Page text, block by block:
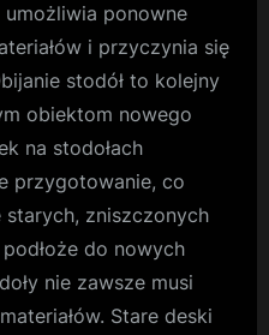
ponowne
i przyczynia się
stodół to kolejny
obiektom nowego
na stodołach
przygotowanie, co
zniszczonych
do nowych
nie zawsze musi
Stare deski